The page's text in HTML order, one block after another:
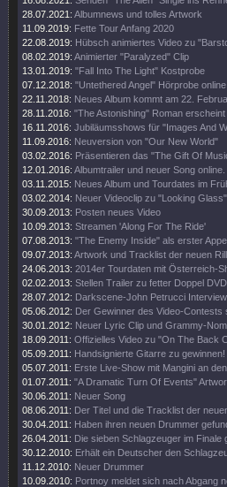
28.07.2021: Albumnews und tolles Artwork
11.09.2019: Fette Tour Anfang 2020
22.08.2019: Hübsch animiertes Video zu
08.02.2019: Animierter "Paralyzed" Clip
13.01.2019: "Fall Into The Light" Kostprobe
07.12.2018: "Untethered Angel" Hörprobe online
22.11.2018: Neues Album kommt am 22.
28.11.2016: "The Astonishing" Roman erscheint
16.11.2016: Jubiläumsshows für "Images And
11.09.2016: Neuversion von "Our New World"
03.02.2016: Präsentieren das "The Gift Of
12.01.2016: Albumtrailer und neuer Song online.
03.11.2015: Neues Album und Tourdates im
03.02.2014: Neuer Videoclip zu "Looking
30.09.2013: Posten neues Video
10.09.2013: Streamen 'Along For The Ride'
07.08.2013: "The Enemy Inside" als erster
09.07.2013: Artwork und Tracklist der neuen
24.06.2013: 2014er Tourdaten mit Österreich-
02.02.2013: Stellen Trailer zu fetter Doppel
28.07.2012: Darkscene-John Petrucci
05.06.2012: Der Gewinner des Video-Contests
30.01.2012: Neuer Lyric Clip und Grammy-
18.09.2011: Offizielles Video zu "On The Back
05.09.2011: Handsignierte Gitarre zu gewinnen!
05.07.2011: Erste Live-Show mit Mangini an
01.07.2011: "A Dramatic Turn Of Events"
30.06.2011: Neuer Song
08.06.2011: Der Titel und die Tracklist der
30.04.2011: Haben ihren neuen Drummer
26.04.2011: Die sieben Schlagzeuger im Finale
30.12.2010: Erhält ein Deutscher den
11.12.2010: Neuer Drummer
10.09.2010: Portnoy meldet sich nach Abgang